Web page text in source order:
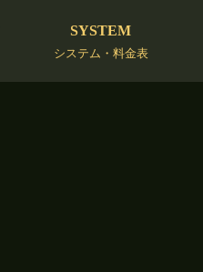
SYSTEM
システム・料金表